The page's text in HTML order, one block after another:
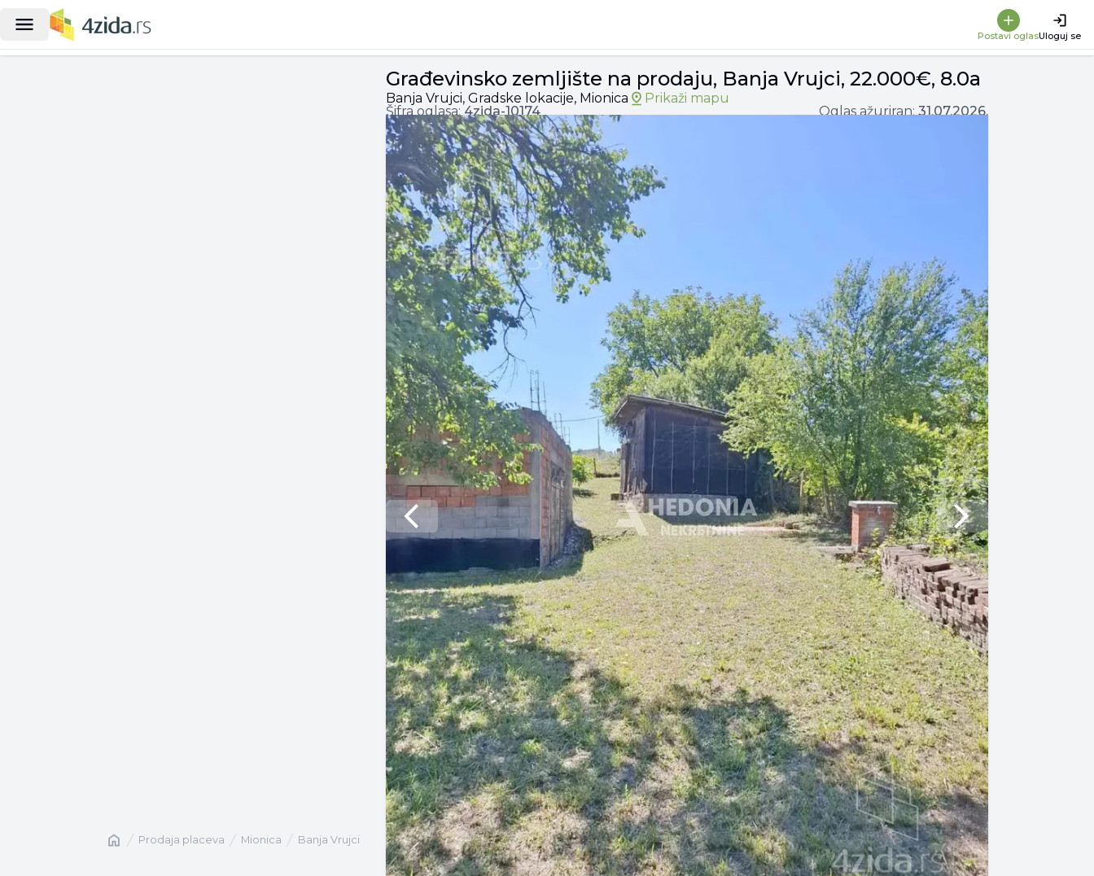
Postavi oglasUloguj se
| Građevinsko zemljište na prodaju, Banja Vrujci, 22.000€, 8.0a
Naslovnaprodaja placeva Mionica Banja Vrujci
Građevinsko zemljište na prodaju, Banja Vrujci, 22.000€, 8.0a
Banja Vrujci, Gradske lokacije, Mionica
Prikaži mapu
Šifra oglasa:4zida-10174 Oglas ažuriran: 31.07.2026.
Previous slide Next slide